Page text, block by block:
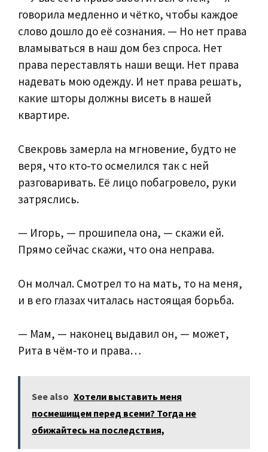
говорила медленно и чётко, чтобы каждое
слово дошло до её сознания. — Но нет права
вламываться в наш дом без спроса. Нет
права переставлять наши вещи. Нет права
надевать мою одежду. И нет права решать,
какие шторы должны висеть в нашей
квартире.
Свекровь замерла на мгновение, будто не
веря, что кто‑то осмелился так с ней
разговаривать. Её лицо побагровело, руки
затряслись.
— Игорь, — прошипела она, — скажи ей.
Прямо сейчас скажи, что она неправа.
Он молчал. Смотрел то на мать, то на меня,
и в его глазах читалась настоящая борьба.
— Мам, — наконец выдавил он, — может,
Рита в чём‑то и права…
See also Хотели выставить меня
посмешищем перед всеми? Тогда не
обижайтесь на последствия,